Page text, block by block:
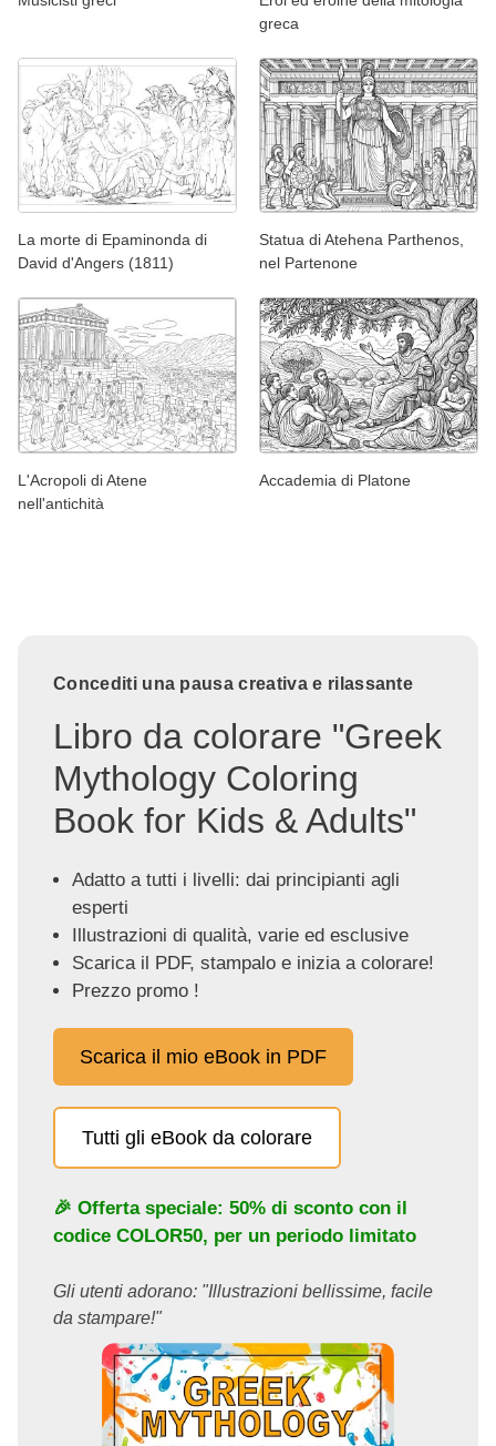
greca
La morte di Epaminonda di
David d'Angers (1811)
Statua di Atehena Parthenos,
nel Partenone
L'Acropoli di Atene
nell'antichità
Accademia di Platone
Concediti una pausa creativa e rilassante
Libro da colorare "Greek
Mythology Coloring
Book for Kids & Adults"
Adatto a tutti i livelli: dai principianti agli
esperti
Illustrazioni di qualità, varie ed esclusive
Scarica il PDF, stampalo e inizia a colorare!
Prezzo promo !
Scarica il mio eBook in PDF
Tutti gli eBook da colorare
🎉 Offerta speciale: 50% di sconto con il
codice COLOR50, per un periodo limitato
Gli utenti adorano: "Illustrazioni bellissime, facile
da stampare!"